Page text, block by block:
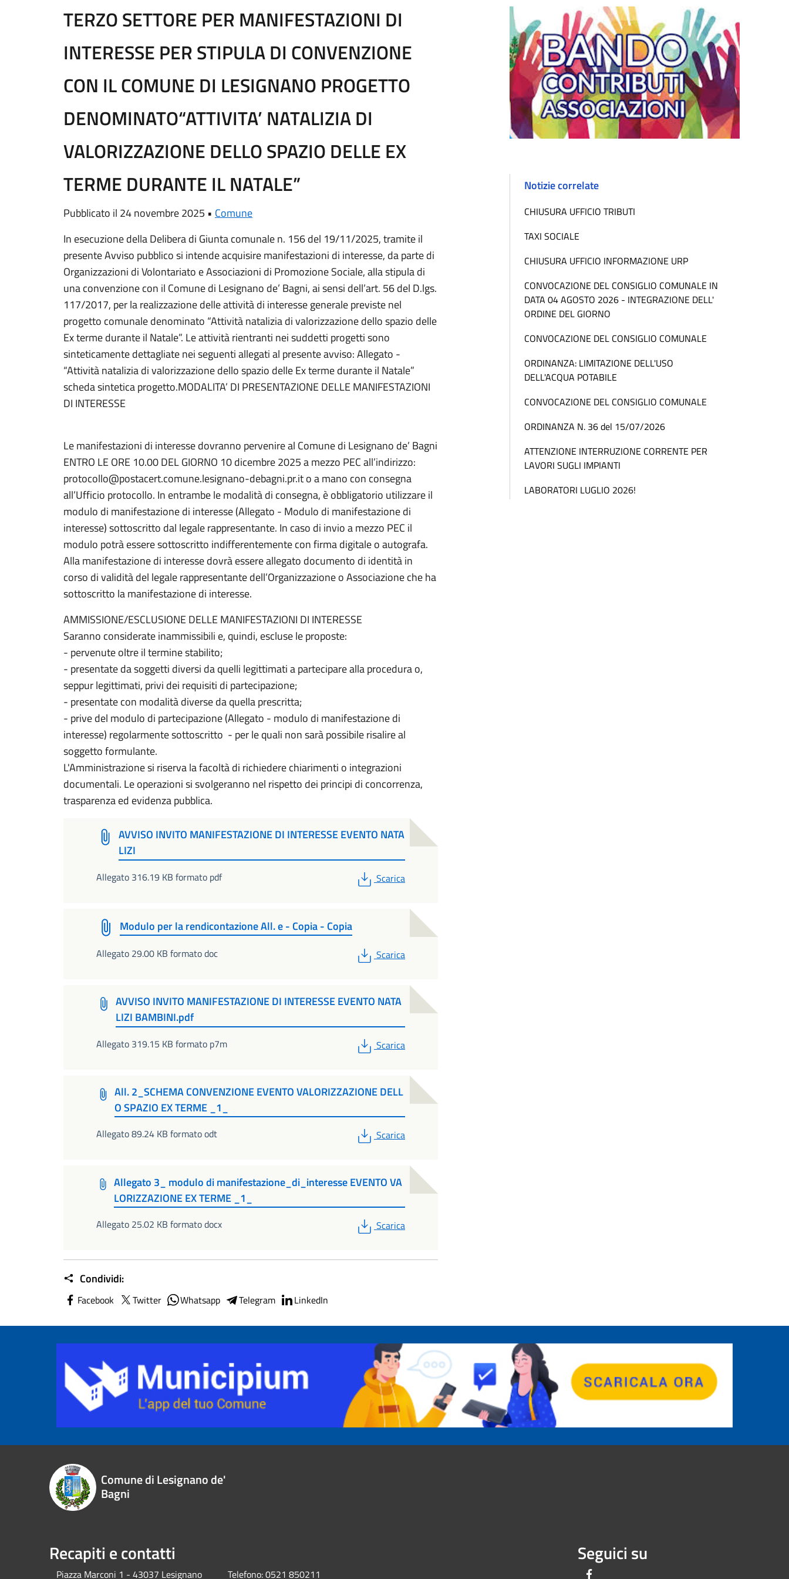
TERZO SETTORE PER MANIFESTAZIONI DI
INTERESSE PER STIPULA DI CONVENZIONE
CON IL COMUNE DI LESIGNANO PROGETTO
DENOMINATO“ATTIVITA’ NATALIZIA DI
VALORIZZAZIONE DELLO SPAZIO DELLE EX
TERME DURANTE IL NATALE”
Pubblicato il 24 novembre 2025 • Comune
In esecuzione della Delibera di Giunta comunale n. 156 del 19/11/2025, tramite il
presente Avviso pubblico si intende acquisire manifestazioni di interesse, da parte di
Organizzazioni di Volontariato e Associazioni di Promozione Sociale, alla stipula di
una convenzione con il Comune di Lesignano de’ Bagni, ai sensi dell’art. 56 del D.lgs.
117/2017, per la realizzazione delle attività di interesse generale previste nel
progetto comunale denominato “Attività natalizia di valorizzazione dello spazio delle
Ex terme durante il Natale”. Le attività rientranti nei suddetti progetti sono
sinteticamente dettagliate nei seguenti allegati al presente avviso: Allegato -
“Attività natalizia di valorizzazione dello spazio delle Ex terme durante il Natale”
scheda sintetica progetto.MODALITA’ DI PRESENTAZIONE DELLE MANIFESTAZIONI
DI INTERESSE
Le manifestazioni di interesse dovranno pervenire al Comune di Lesignano de’ Bagni
ENTRO LE ORE 10.00 DEL GIORNO 10 dicembre 2025 a mezzo PEC all’indirizzo:
protocollo@postacert.comune.lesignano-debagni.pr.it o a mano con consegna
all’Ufficio protocollo. In entrambe le modalità di consegna, è obbligatorio utilizzare il
modulo di manifestazione di interesse (Allegato - Modulo di manifestazione di
interesse) sottoscritto dal legale rappresentante. In caso di invio a mezzo PEC il
modulo potrà essere sottoscritto indifferentemente con firma digitale o autografa.
Alla manifestazione di interesse dovrà essere allegato documento di identità in
corso di validità del legale rappresentante dell’Organizzazione o Associazione che ha
sottoscritto la manifestazione di interesse.
AMMISSIONE/ESCLUSIONE DELLE MANIFESTAZIONI DI INTERESSE
Saranno considerate inammissibili e, quindi, escluse le proposte:
- pervenute oltre il termine stabilito;
- presentate da soggetti diversi da quelli legittimati a partecipare alla procedura o,
seppur legittimati, privi dei requisiti di partecipazione;
- presentate con modalità diverse da quella prescritta;
- prive del modulo di partecipazione (Allegato - modulo di manifestazione di
interesse) regolarmente sottoscritto - per le quali non sarà possibile risalire al
soggetto formulante.
L'Amministrazione si riserva la facoltà di richiedere chiarimenti o integrazioni
documentali. Le operazioni si svolgeranno nel rispetto dei principi di concorrenza,
trasparenza ed evidenza pubblica.
AVVISO INVITO MANIFESTAZIONE DI INTERESSE EVENTO NATA
LIZI
Allegato 316.19 KB formato pdf PDF
Scarica
Modulo per la rendicontazione All. e - Copia - Copia
Allegato 29.00 KB formato doc PDF
Scarica
AVVISO INVITO MANIFESTAZIONE DI INTERESSE EVENTO NATA
LIZI BAMBINI.pdf
Allegato 319.15 KB formato p7m PDF
Scarica
All. 2_SCHEMA CONVENZIONE EVENTO VALORIZZAZIONE DELL
O SPAZIO EX TERME _1_
Allegato 89.24 KB formato odt PDF
Scarica
Allegato 3_ modulo di manifestazione_di_interesse EVENTO VA
LORIZZAZIONE EX TERME _1_
Allegato 25.02 KB formato docx PDF
Scarica
Condividi:
Facebook Twitter Whatsapp Telegram LinkedIn
Notizie correlate
CHIUSURA UFFICIO TRIBUTI
TAXI SOCIALE
CHIUSURA UFFICIO INFORMAZIONE URP
CONVOCAZIONE DEL CONSIGLIO COMUNALE IN
DATA 04 AGOSTO 2026 - INTEGRAZIONE DELL'
ORDINE DEL GIORNO
CONVOCAZIONE DEL CONSIGLIO COMUNALE
ORDINANZA: LIMITAZIONE DELL'USO
DELL'ACQUA POTABILE
CONVOCAZIONE DEL CONSIGLIO COMUNALE
ORDINANZA N. 36 del 15/07/2026
ATTENZIONE INTERRUZIONE CORRENTE PER
LAVORI SUGLI IMPIANTI
LABORATORI LUGLIO 2026!
Comune di Lesignano de'
Bagni
Recapiti e contatti
Piazza Marconi 1 - 43037 Lesignano Telefono:0521 850211
Seguici su